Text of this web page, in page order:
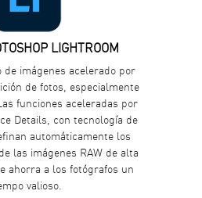
LIGHTROOM
de imágenes acelerado por
de fotos, especialmente
funciones aceleradas por
Details, con tecnología de
automáticamente los
las imágenes RAW de alta
ahorra a los fotógrafos un
valioso.